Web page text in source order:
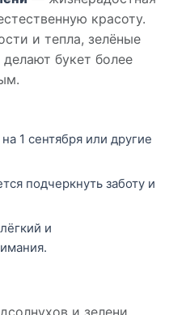
красоту.
и тепла, зелёные
букет более
1 сентября или другие
подчеркнуть заботу и
и